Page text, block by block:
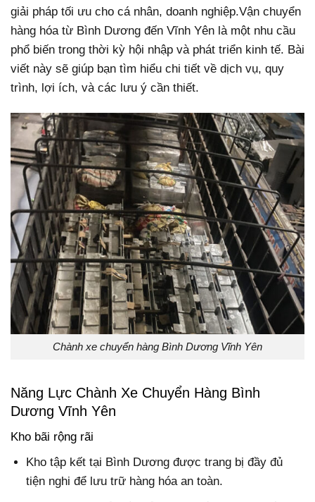
giải pháp tối ưu cho cá nhân, doanh nghiệp.Vận chuyển
hàng hóa từ Bình Dương đến Vĩnh Yên là một nhu cầu
phổ biến trong thời kỳ hội nhập và phát triển kinh tế. Bài
viết này sẽ giúp bạn tìm hiểu chi tiết về dịch vụ, quy
trình, lợi ích, và các lưu ý cần thiết.
Chành xe chuyển hàng Bình Dương Vĩnh Yên
Năng Lực Chành Xe Chuyển Hàng Bình
Dương Vĩnh Yên
Kho bãi rộng rãi
Kho tập kết tại Bình Dương được trang bị đầy đủ
tiện nghi để lưu trữ hàng hóa an toàn.